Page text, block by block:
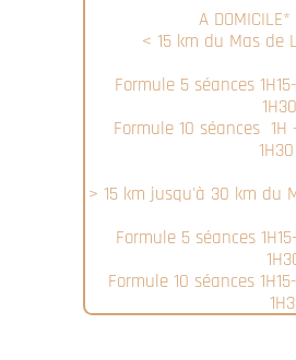
A DOMICILE*
< 15 km du Mas de
Formule 5 séances
1H30- 595
Formule 10 séances 1H
1H30 -
> 15 km jusqu'à 30 km du
Formule 5 séances
1H30 -
Formule 10 séances
1H30 -